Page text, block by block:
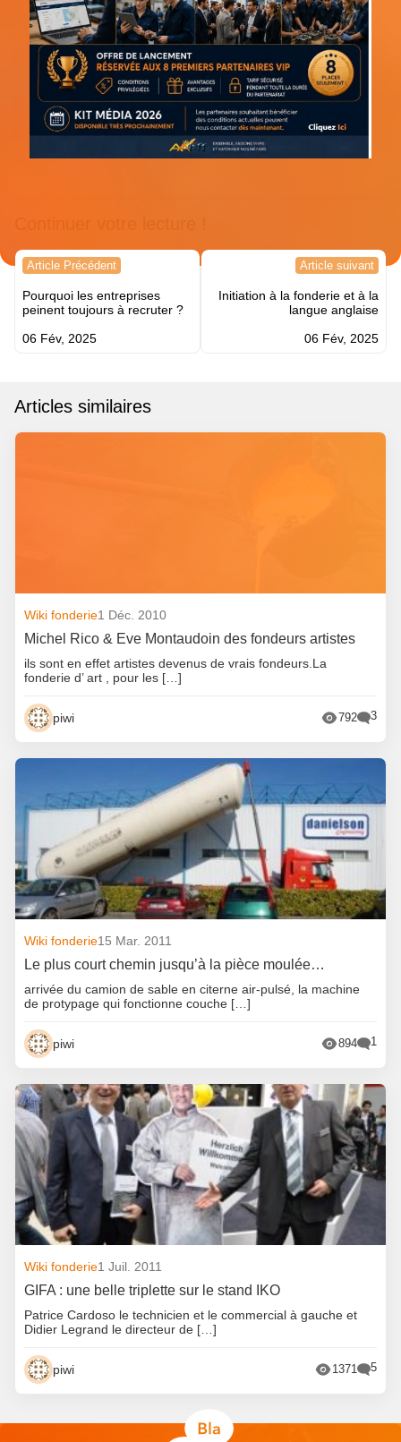
Navigation
l’article
Article Précédent
Pourquoi les entreprises
peinent toujours à recruter ?
06 Fév, 2025
Article suivant
Initiation à la fonderie et à la
langue anglaise
06 Fév, 2025
Articles similaires
Wiki fonderie1 Déc. 2010
Michel Rico & Eve Montaudoin des fondeurs artistes
ils sont en effet artistes devenus de vrais fondeurs.La
fonderie d’ art , pour les […]
piwi 792 3
Wiki fonderie15 Mar. 2011
Le plus court chemin jusqu’à la pièce moulée…
arrivée du camion de sable en citerne air-pulsé, la machine
de protypage qui fonctionne couche […]
piwi 894 1
Wiki fonderie1 Juil. 2011
GIFA : une belle triplette sur le stand IKO
Patrice Cardoso le technicien et le commercial à gauche et
Didier Legrand le directeur de […]
piwi 1371 5